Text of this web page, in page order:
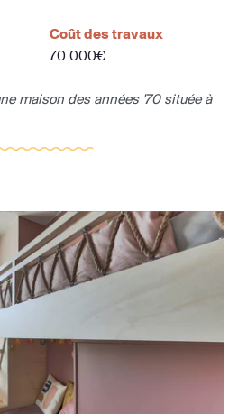
Coût des travaux
70 000€
maison des années '70 située à